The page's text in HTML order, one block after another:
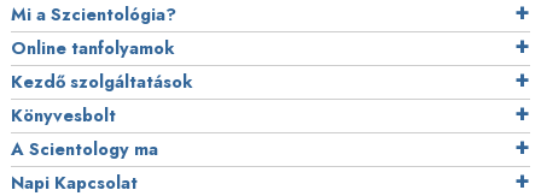
Mi a Szcientológia?
Online tanfolyamok
Kezdő szolgáltatások
Könyvesbolt
A Scientology ma
Napi Kapcsolat